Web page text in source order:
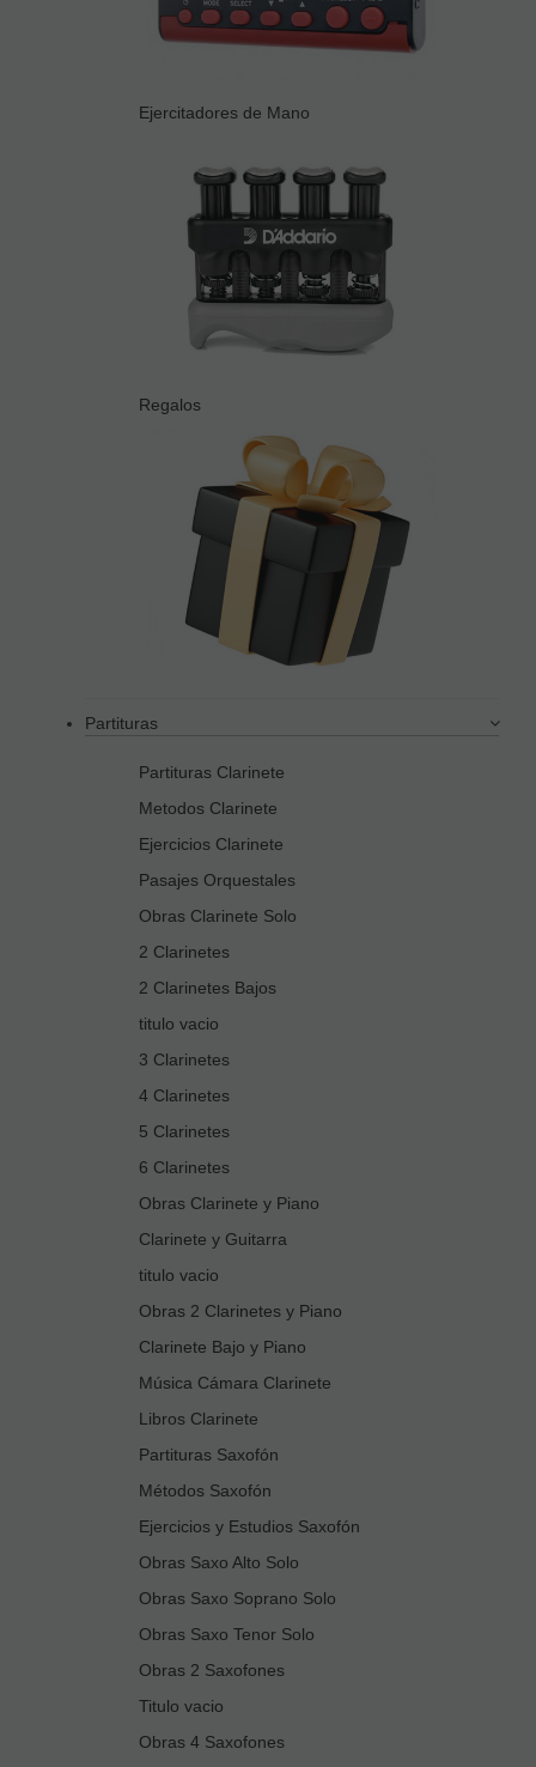
Ejercitadores de Mano
Regalos
Partituras
Partituras Clarinete
Metodos Clarinete
Ejercicios Clarinete
Pasajes Orquestales
Obras Clarinete Solo
2 Clarinetes
2 Clarinetes Bajos
titulo vacio
3 Clarinetes
4 Clarinetes
5 Clarinetes
6 Clarinetes
Obras Clarinete y Piano
Clarinete y Guitarra
titulo vacio
Obras 2 Clarinetes y Piano
Clarinete Bajo y Piano
Música Cámara Clarinete
Libros Clarinete
Partituras Saxofón
Métodos Saxofón
Ejercicios y Estudios Saxofón
Obras Saxo Alto Solo
Obras Saxo Soprano Solo
Obras Saxo Tenor Solo
Obras 2 Saxofones
Titulo vacio
Obras 4 Saxofones